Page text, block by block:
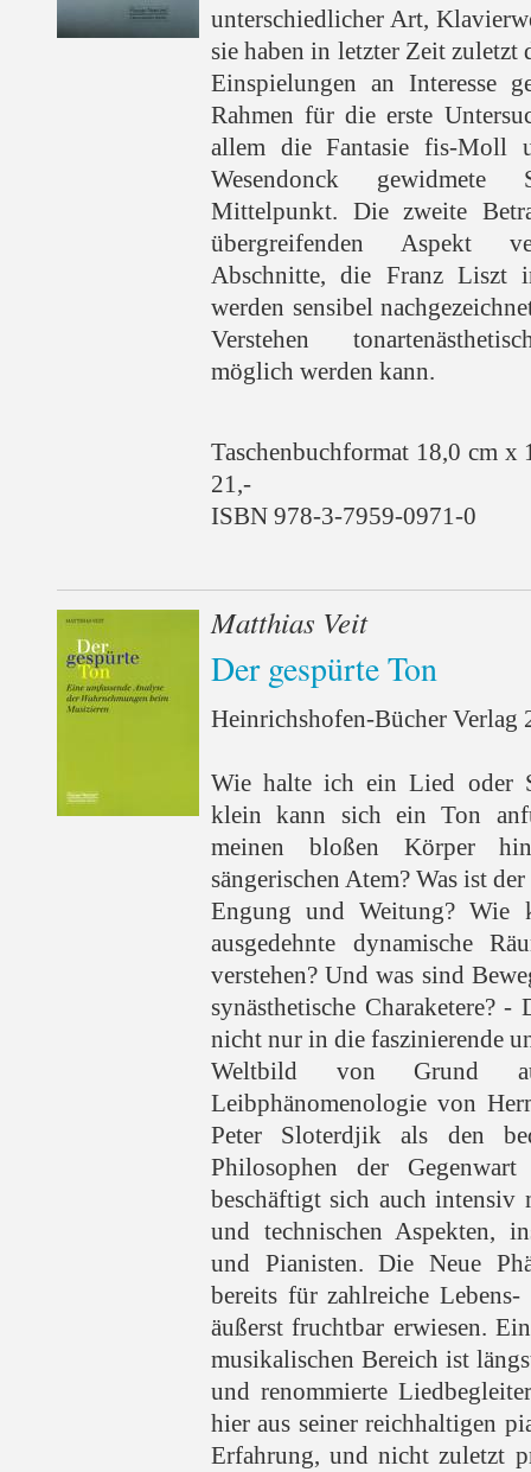
unterschiedlicher Art,
sie haben in letzter Zeit zuletzt
Einspielungen an Interesse
Rahmen für die erste
allem die Fantasie fis-Moll
Wesendonck
Mittelpunkt. Die zweite
übergreifenden Aspekt
Abschnitte, die Franz Liszt
werden sensibel
Verstehen
möglich werden kann.
Taschenbuchformat 18,0 cm
21,-
ISBN 978-3-7959-0971-0
Matthias Veit
Der gespürte Ton
Heinrichshofen-Bücher Verlag
Wie halte ich ein Lied oder
klein kann sich ein Ton
meinen bloßen Körper
sängerischen Atem? Was ist
Engung und Weitung? Wie
ausgedehnte dynamische
verstehen? Und was sind
synästhetische Charaketere?
nicht nur in die faszinierende
Weltbild von Grund
Leibphänomenologie von
Peter Sloterdjik als den
Philosophen der Gegenwart
beschäftigt sich auch intensiv
und technischen Aspekten,
und Pianisten. Die Neue
bereits für zahlreiche
äußerst fruchtbar erwiesen.
musikalischen Bereich ist
und renommierte
hier aus seiner reichhaltigen
Erfahrung, und nicht zuletzt